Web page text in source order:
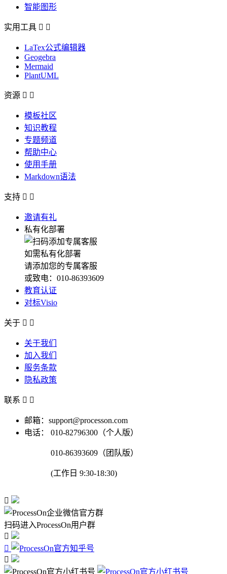
智能图形
实用工具  
LaTex公式编辑器
Geogebra
Mermaid
PlantUML
资源  
模板社区
知识教程
专题频道
帮助中心
使用手册
Markdown语法
支持  
邀请有礼
私有化部署
如需私有化部署
请添加您的专属客服
或致电：010-86393609
教育认证
对标Visio
关于  
关于我们
加入我们
服务条款
隐私政策
联系  
邮箱：support@processon.com
电话：
010-82796300（个人版）
010-86393609（团队版）
(工作日 9:30-18:30)

扫码进入ProcessOn用户群


